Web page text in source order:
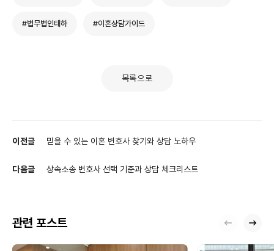
#법무법인태하 #이혼상담가이드
목록으로
이전글 믿을 수 있는 이혼 변호사 찾기와 상담 노하우
다음글 상속소송 변호사 선택 기준과 상담 체크리스트
관련 포스트